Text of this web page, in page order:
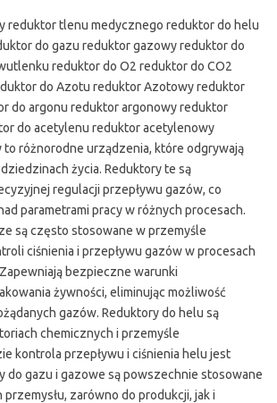
reduktor tlenu medycznego reduktor do helu
do gazu reduktor gazowy reduktor do
reduktor do O2 reduktor do CO2
do Azotu reduktor Azotowy reduktor
do argonu reduktor argonowy reduktor
do acetylenu reduktor acetylenowy
różnorodne urządzenia, które odgrywają
życia. Reduktory te są
regulacji przepływu gazów, co
parametrami pracy w różnych procesach.
są często stosowane w przemyśle
ciśnienia i przepływu gazów w procesach
bezpieczne warunki
żywności, eliminując możliwość
gazów. Reduktory do helu są
chemicznych i przemyśle
kontrola przepływu i ciśnienia helu jest
do gazu i gazowe są powszechnie stosowane
przemysłu, zarówno do produkcji, jak i